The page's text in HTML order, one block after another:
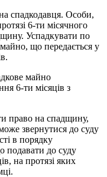
спадкодавця. Особи,
6-ти місячного
Успадкувати по
що передається у
майно
6-ти місяців з
право на спадщину,
звернутися до суду
в порядку
подавати до суду
на протязі яких